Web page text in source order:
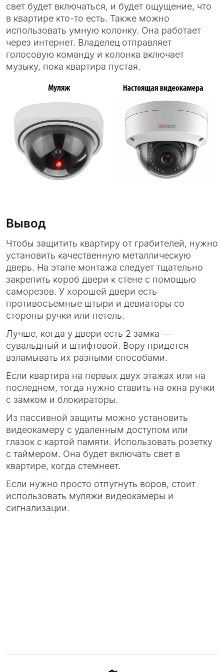
свет будет включаться, и будет ощущение, что
в квартире кто-то есть. Также можно
использовать умную колонку. Она работает
через интернет. Владелец отправляет
голосовую команду и колонка включает
музыку, пока квартира пустая.
Вывод
Чтобы защитить квартиру от грабителей, нужно
установить качественную металлическую
дверь. На этапе монтажа следует тщательно
закрепить короб двери к стене с помощью
саморезов. У хорошей двери есть
противосъемные штыри и девиаторы со
стороны ручки или петель.
Лучше, когда у двери есть 2 замка —
сувальдный и штифтовой. Вору придется
взламывать их разными способами.
Если квартира на первых двух этажах или на
последнем, тогда нужно ставить на окна ручки
с замком и блокираторы.
Из пассивной защиты можно установить
видеокамеру с удаленным доступом или
глазок с картой памяти. Использовать розетку
с таймером. Она будет включать свет в
квартире, когда стемнеет.
Если нужно просто отпугнуть воров, стоит
использовать муляжи видеокамеры и
сигнализации.